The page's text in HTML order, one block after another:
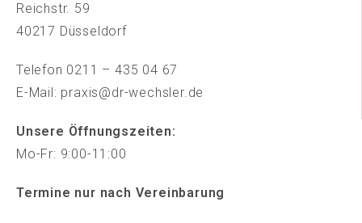
Reichstr. 59
40217 Düsseldorf
Telefon 0211 – 435 04 67
E-Mail: praxis@dr-wechsler.de
Unsere Öffnungszeiten:
Mo-Fr: 9:00-11:00
Termine nur nach Vereinbarung